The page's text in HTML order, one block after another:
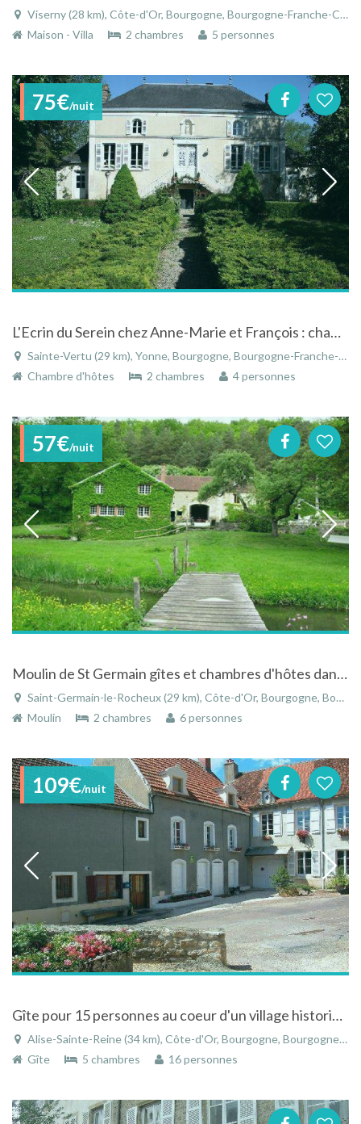
Viserny (28 km), Côte-d'Or, Bourgogne, Bourgogne-Franche-Comté, France
Maison - Villa
2 chambres 5 personnes
75€/nuit
L'Ecrin du Serein chez Anne-Marie et François : chambre d'hôtes et roulotte
Sainte-Vertu (29 km), Yonne, Bourgogne, Bourgogne-Franche-Comté, France
Chambre d'hôtes
2 chambres 4 personnes
57€/nuit
Moulin de St Germain gîtes et chambres d'hôtes dans la campagne Bourguignonne
Saint-Germain-le-Rocheux (29 km), Côte-d'Or, Bourgogne, Bourgogne-Franche-Comté, France
Moulin
2 chambres 6 personnes
109€/nuit
Gîte pour 15 personnes au coeur d'un village historique en Bourgogne
Alise-Sainte-Reine (34 km), Côte-d'Or, Bourgogne, Bourgogne-Franche-Comté, France
Gîte
5 chambres 16 personnes